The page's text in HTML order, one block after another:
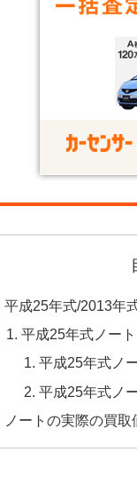
平成25年式/2013年
平成25年式ノート
平成25年式ノ
平成25年式ノ
ノートの実際の買取